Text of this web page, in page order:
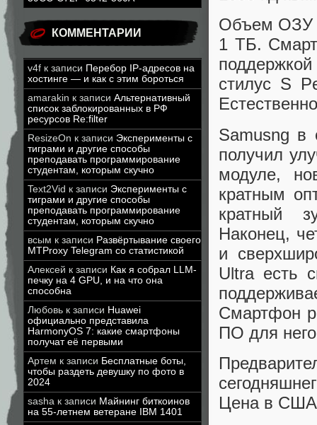
КОММЕНТАРИИ
v4f к записи Перебор IP-адресов на
хостинге — и как с этим бороться
amarakin к записи Альтернативный
список заблокированных в РФ
ресурсов Re:filter
ResizeOn к записи Эксперименты с
тиграми и другие способы
преподавать программирование
студентам, которым скучно
Text2Vid к записи Эксперименты с
тиграми и другие способы
преподавать программирование
студентам, которым скучно
всым к записи Развёртывание своего
MTProxy Telegram со статистикой
Алексей к записи Как я собрал LLM-
печку на 4 GPU, и на что она
способна
Любовь к записи Huawei
официально представила
HarmonyOS 7: какие смартфоны
получат её первыми
Артем к записи Бесплатные боты,
чтобы раздеть девушку по фото в
2024
sasha к записи Майнинг биткоинов
на 55-летнем ветеране IBM 1401
Объем ОЗУ
1 ТБ.
стилус S
Samusng в
получил
модуле,
кратным
кратный
Наконец,
и
Ultra есть
Смартфон
ПО для
Цена в США